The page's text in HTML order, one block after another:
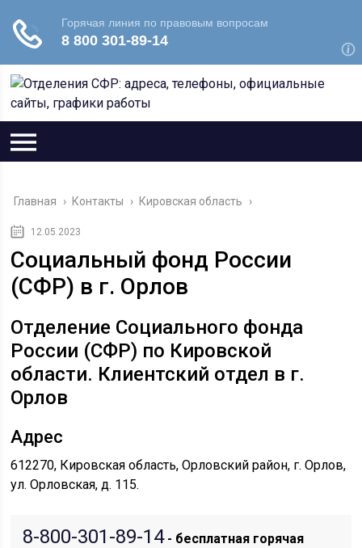
Главная › Контакты › Кировская область ›
12.05.2023
Социальный фонд России
(СФР) в г. Орлов
Отделение Социального фонда
России (СФР) по Кировской
области. Клиентский отдел в г.
Орлов
Адрес
612270, Кировская область, Орловский район, г. Орлов,
ул. Орловская, д. 115.
8-800-301-89-14- бесплатная горячая